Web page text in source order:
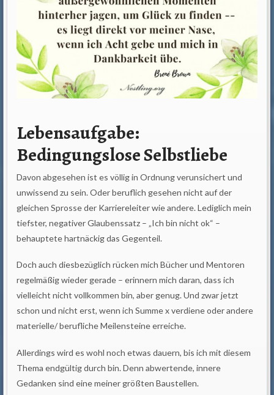
Lebensaufgabe:
Bedingungslose Selbstliebe
Davon abgesehen ist es völlig in Ordnung verunsichert und
unwissend zu sein. Oder beruflich gesehen nicht auf der
gleichen Sprosse der Karriereleiter wie andere. Lediglich mein
tiefster, negativer Glaubenssatz – „Ich bin nicht ok“ –
behauptete hartnäckig das Gegenteil.
Doch auch diesbezüglich rücken mich Bücher und Mentoren
regelmäßig wieder gerade – erinnern mich daran, dass ich
vielleicht nicht vollkommen bin, aber genug. Und zwar jetzt
schon und nicht erst, wenn ich Summe x verdiene oder andere
materielle/ berufliche Meilensteine erreiche.
Allerdings wird es wohl noch etwas dauern, bis ich mit diesem
Thema endgültig durch bin. Denn abwertende, innere
Gedanken sind eine meiner größten Baustellen.